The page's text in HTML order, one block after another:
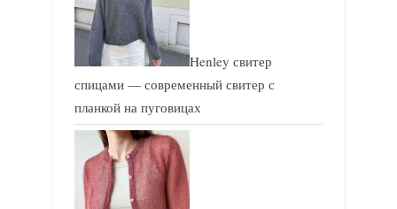
Henley свитер
спицами — современный свитер с
планкой на пуговицах